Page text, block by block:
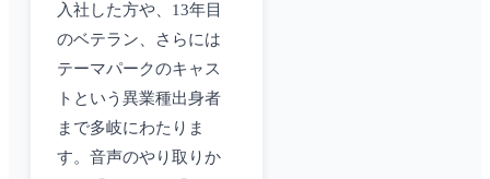
入社した方や、13年目
のベテラン、さらには
テーマパークのキャス
トという異業種出身者
まで多岐にわたりま
す。音声のやり取りか